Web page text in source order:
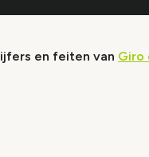
en feiten van Giro